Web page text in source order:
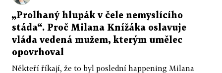
„Prolhaný hlupák v čele nemyslícího
stáda“. Proč Milana Knížáka oslavuje
vláda vedená mužem, kterým umělec
opovrhoval
Někteří říkají, že to byl poslední happening Milana